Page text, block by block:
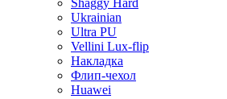
Shaggy Hard
Ukrainian
Ultra PU
Vellini Lux-flip
Накладка
Флип-чехол
Huawei